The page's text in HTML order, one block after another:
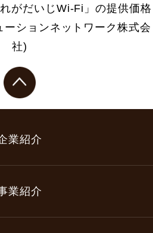
がだいじWi-Fi」の提供価格
ションネットワーク株式会
社)
業紹介
業紹介